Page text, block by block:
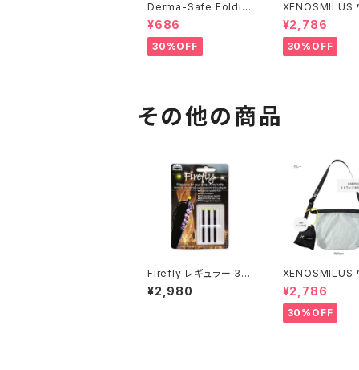
Derma-Safe Foldin
g Knife【1本】ユティリ
ティナイフ Made in th
e USA
¥686
30%OFF
XENOSMILUS
ラライト ショル
グ
¥2,786
30%OFF
その他の商品
Firefly レギュラー 3本
パック
¥2,980
XENOSMILUS
ラライト ショル
グ
¥2,786
30%OFF